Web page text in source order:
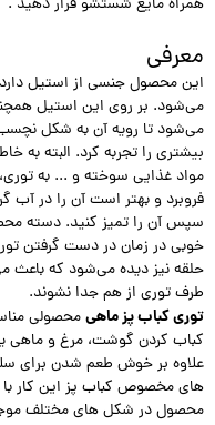
همراه مایع شستشو قرار دهید .
معرفی
این محصول جنسی از استیل
می‌شود. بر روی این استیل
می‌شود تا رویه آن به شکل
بیشتری را تجربه کرد. البته
مواد غذایی سوخته و ... به
فروبرد و بهتر است آن را در آب
سپس آن را تمیز کنید. دسته
خوبی در زمان در دست گرفتن
حلقه نیز دیده می‌شود که باعث
طرف توری از هم جدا نشوند.
توری کباب پز ماهیمحصولی
کباب کردن گوشت، مرغ و ماهی
علاوه بر خوش طعم شدن برای
های مخصوص کباب پز این کار
محصول در شکل های مختلف